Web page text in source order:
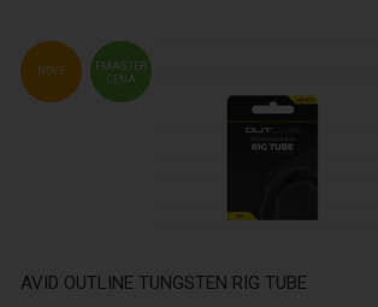
FMASTER
CENA
NOVÉ
AVID OUTLINE TUNGSTEN RIG TUBE